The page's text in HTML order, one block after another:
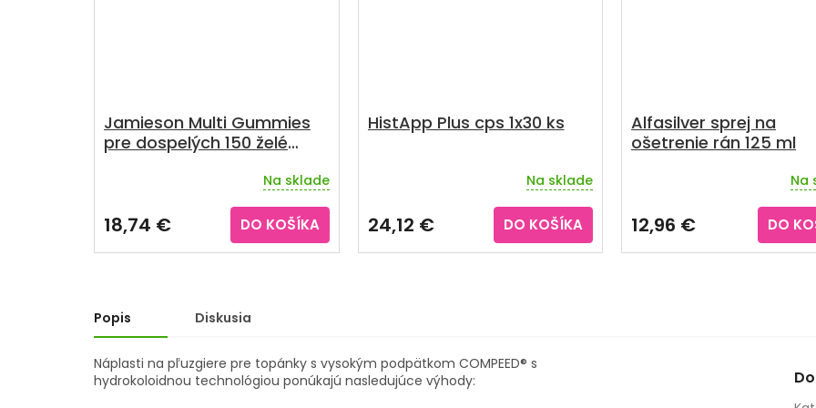
Jamieson Multi Gummies
pre dospelých 150 želé
Na sklade
18,74 € DO KOŠÍKA
HistApp Plus cps 1x30 ks
produktu
je
3,8
Na sklade
24,12 € DO KOŠÍKA
Alfasilver sprej na
ošetrenie rán 125 ml
produktu
je
3,5
Na
12,96 € DO
Popis Diskusia
Náplasti na pľuzgiere pre topánky s vysokým podpätkom COMPEED® s
hydrokoloidnou technológiou ponúkajú nasledujúce výhody: